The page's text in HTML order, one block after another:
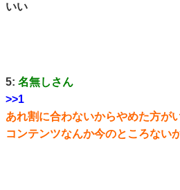
いい
5: 名無しさん
>>1
あれ割に合わないからやめた方が
コンテンツなんか今のところない